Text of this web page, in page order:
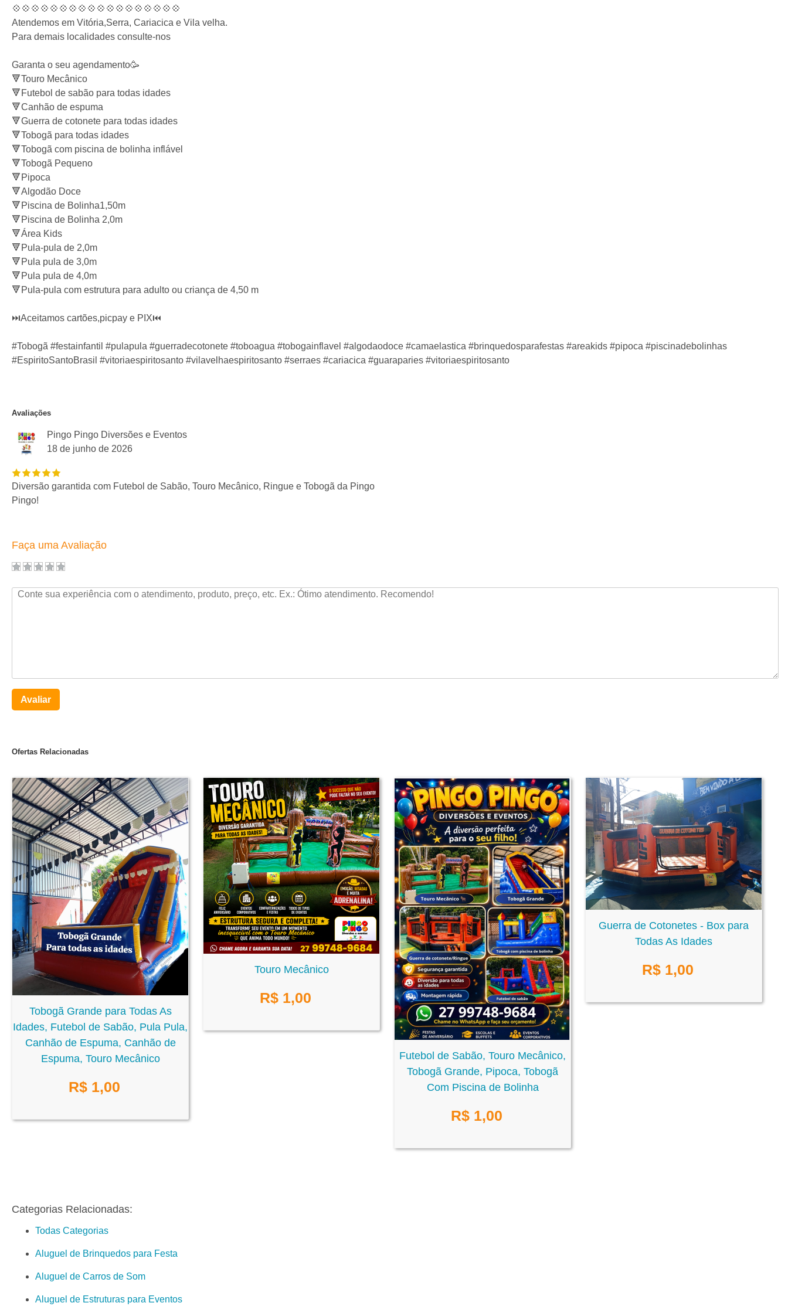
💠💠💠💠💠💠💠💠💠💠💠💠💠💠💠💠💠💠
Atendemos em Vitória,Serra, Cariacica e Vila velha.
Para demais localidades consulte-nos
Garanta o seu agendamento🥳
🔻Touro Mecânico
🔻Futebol de sabão para todas idades
🔻Canhão de espuma
🔻Guerra de cotonete para todas idades
🔻Tobogã para todas idades
🔻Tobogã com piscina de bolinha inflável
🔻Tobogã Pequeno
🔻Pipoca
🔻Algodão Doce
🔻Piscina de Bolinha1,50m
🔻Piscina de Bolinha 2,0m
🔻Área Kids
🔻Pula-pula de 2,0m
🔻Pula pula de 3,0m
🔻Pula pula de 4,0m
🔻Pula-pula com estrutura para adulto ou criança de 4,50 m
⏭️Aceitamos cartões,picpay e PIX⏮️
#Tobogã #festainfantil #pulapula #guerradecotonete #toboagua #tobogainflavel #algodaodoce #camaelastica #brinquedosparafestas #areakids #pipoca #piscinadebolinhas
#EspiritoSantoBrasil #vitoriaespiritosanto #vilavelhaespiritosanto #serraes #cariacica #guaraparies #vitoriaespiritosanto
Avaliações
Pingo Pingo Diversões e Eventos
18 de junho de 2026
Diversão garantida com Futebol de Sabão, Touro Mecânico, Ringue e Tobogã da Pingo
Pingo!
Faça uma Avaliação
Avaliar
Ofertas Relacionadas
Tobogã Grande para Todas As
Idades, Futebol de Sabão, Pula Pula,
Canhão de Espuma, Canhão de
Espuma, Touro Mecânico
R$ 1,00
Touro Mecânico
R$ 1,00
Futebol de Sabão, Touro Mecânico,
Tobogã Grande, Pipoca, Tobogã
Com Piscina de Bolinha
R$ 1,00
Guerra de Cotonetes - Box para
Todas As Idades
R$ 1,00
Categorias Relacionadas:
Todas Categorias
Aluguel de Brinquedos para Festa
Aluguel de Carros de Som
Aluguel de Estruturas para Eventos